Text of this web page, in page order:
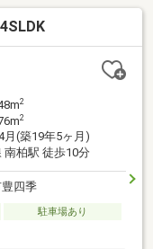
交換■外壁塗装▽周辺
徒歩約14分■
8分■ウエルシア柏
野医院 約651m/徒
2
2
月(築19年5ヶ月)
南柏駅 徒歩10分
四季
駐車場あり